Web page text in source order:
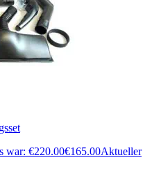
war: €220.00€165.00Aktueller